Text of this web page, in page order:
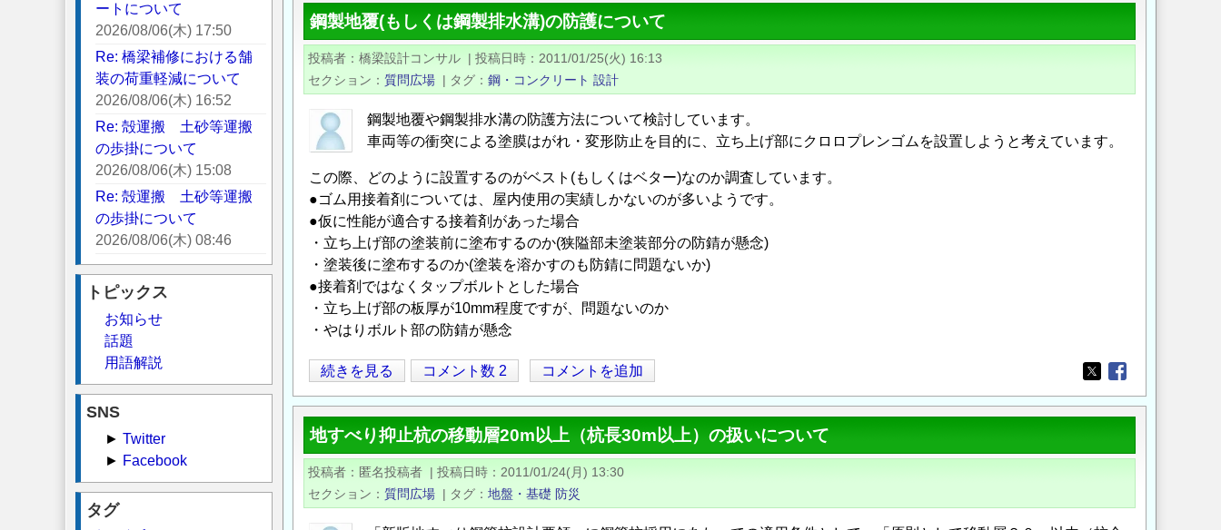
鋼製地覆(もしくは鋼製排水溝)の防護について
投稿者 橋梁設計コンサル | 投稿日時
2011/01/25(火) 16:13
セクション
質問広場 | タグ 鋼・コンクリート 設計
鋼製地覆や鋼製排水溝の防護方法について検討しています。
車両等の衝突による塗膜はがれ・変形防止を目的に、立ち上げ部にクロロプレンゴムを設置しようと考えています。
この際、どのように設置するのがベスト(もしくはベター)なのか調査しています。
●ゴム用接着剤については、屋内使用の実績しかないのが多いようです。
●仮に性能が適合する接着剤があった場合
・立ち上げ部の塗装前に塗布するのか(狭隘部未塗装部分の防錆が懸念)
・塗装後に塗布するのか(塗装を溶かすのも防錆に問題ないか)
●接着剤ではなくタップボルトとした場合
・立ち上げ部の板厚が10mm程度ですが、問題ないのか
・やはりボルト部の防錆が懸念
鋼
製
地
覆
(も
く
続きを見る コメント数 2 コメントを追加
Opens in a new
Opens in a new
地すべり抑止杭の移動層20m以上（杭長30m以上）の扱いについて
投稿者 匿名投稿者 | 投稿日時
2011/01/24(月) 13:30
セクション
質問広場 | タグ 地盤・基礎 防災
ートについて
2026/08/06(木) 17:50
Re: 橋梁補修における舗
装の荷重軽減について
2026/08/06(木) 16:52
Re: 殻運搬 土砂等運搬
の歩掛について
2026/08/06(木) 15:08
Re: 殻運搬 土砂等運搬
の歩掛について
2026/08/06(木) 08:46
トピックス
お知らせ
話題
用語解説
SNS
► Twitter
► Facebook
タグ